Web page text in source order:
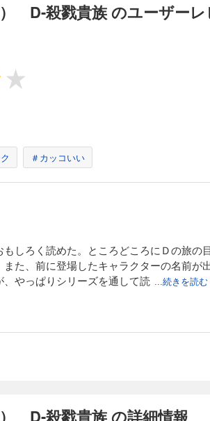
D-殺戮貴族 のユーザーレ
＃カッコいい
しろく読めた。ところどころにＤの旅
た、前に登場したキャラクターの名前
やっぱりシリーズを通して読 ...続きを読む
D-殺戮貴族 の詳細情報